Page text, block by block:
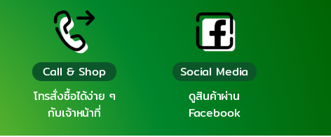
Call & Shop
โทรสั่งซื้อได้ง่าย ๆ
กับเจ้าหน้าที่
Social Media
ดูสินค้าผ่าน
Facebook